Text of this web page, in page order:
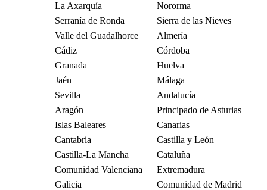
La Axarquía
Nororma
Serranía de Ronda
Sierra de las Nieves
Valle del Guadalhorce
Almería
Cádiz
Córdoba
Granada
Huelva
Jaén
Málaga
Sevilla
Andalucía
Aragón
Principado de Asturias
Islas Baleares
Canarias
Cantabria
Castilla y León
Castilla-La Mancha
Cataluña
Comunidad Valenciana
Extremadura
Galicia
Comunidad de Madrid